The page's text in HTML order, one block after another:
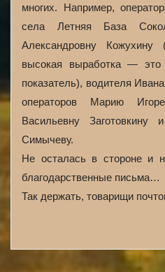
многих. Например,
села Летняя База
Александровну
высокая выработка — это
показатель), водителя
операторов Марию
Васильевну Заготовкину
Симычеву.
Не осталась в стороне и
благодарственные письма…
Так держать, товарищи